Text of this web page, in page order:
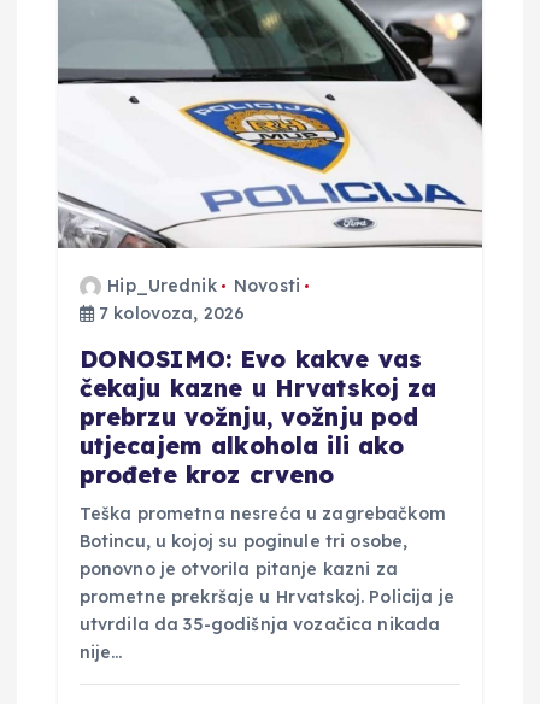
Hip_Urednik
Novosti
7 kolovoza, 2026
DONOSIMO: Evo kakve vas
čekaju kazne u Hrvatskoj za
prebrzu vožnju, vožnju pod
utjecajem alkohola ili ako
prođete kroz crveno
Teška prometna nesreća u zagrebačkom
Botincu, u kojoj su poginule tri osobe,
ponovno je otvorila pitanje kazni za
prometne prekršaje u Hrvatskoj. Policija je
utvrdila da 35-godišnja vozačica nikada
nije…